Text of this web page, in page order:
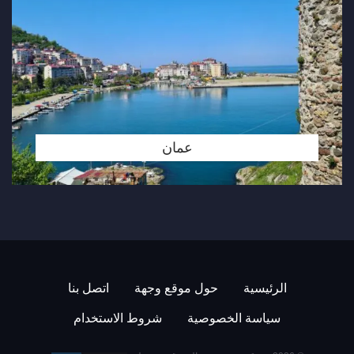
عمان
الرئيسية حول موقع وجهة اتصل بنا
سياسة الخصوصية شروط الاستخدام